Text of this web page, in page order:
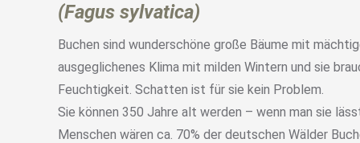
(Fagus sylvatica)
Buchen sind wunderschöne große Bäume mit
ausgeglichenes Klima mit milden Wintern und sie
Feuchtigkeit. Schatten ist für sie kein Problem.
Sie können 350 Jahre alt werden – wenn man sie
Menschen wären ca. 70% der deutschen Wälder